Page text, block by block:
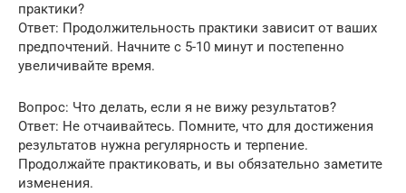
практики?
Ответ: Продолжительность практики зависит от ваших
предпочтений. Начните с 5-10 минут и постепенно
увеличивайте время.
Вопрос: Что делать, если я не вижу результатов?
Ответ: Не отчаивайтесь. Помните, что для достижения
результатов нужна регулярность и терпение.
Продолжайте практиковать, и вы обязательно заметите
изменения.